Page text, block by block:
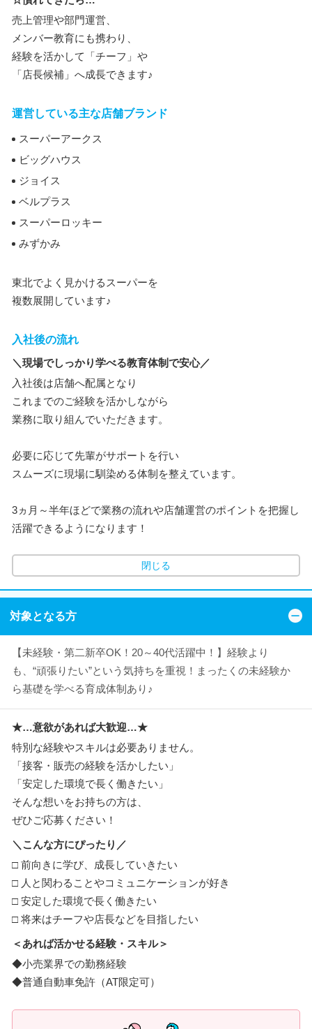
売上管理や部門運営、
メンバー教育にも携わり、
経験を活かして「チーフ」や
「店長候補」へ成長できます♪
運営している主な店舗ブランド
スーパーアークス
ビッグハウス
ジョイス
ベルプラス
スーパーロッキー
みずかみ
東北でよく見かけるスーパーを
複数展開しています♪
入社後の流れ
＼現場でしっかり学べる教育体制で安心／
入社後は店舗へ配属となり
これまでのご経験を活かしながら
業務に取り組んでいただきます。
必要に応じて先輩がサポートを行い
スムーズに現場に馴染める体制を整えています。
3ヵ月～半年ほどで業務の流れや店舗運営のポイントを把握し
活躍できるようになります！
閉じる
対象となる方
【未経験・第二新卒OK！20～40代活躍中！】経験より
も、“頑張りたい”という気持ちを重視！まったくの未経験か
ら基礎を学べる育成体制あり♪
★…意欲があれば大歓迎…★
特別な経験やスキルは必要ありません。
「接客・販売の経験を活かしたい」
「安定した環境で長く働きたい」
そんな想いをお持ちの方は、
ぜひご応募ください！
＼こんな方にぴったり／
□ 前向きに学び、成長していきたい
□ 人と関わることやコミュニケーションが好き
□ 安定した環境で長く働きたい
□ 将来はチーフや店長などを目指したい
＜あれば活かせる経験・スキル＞
◆小売業界での勤務経験
◆普通自動車免許（AT限定可）